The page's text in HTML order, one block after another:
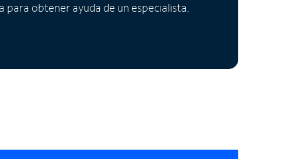
para obtener ayuda de un especialista.